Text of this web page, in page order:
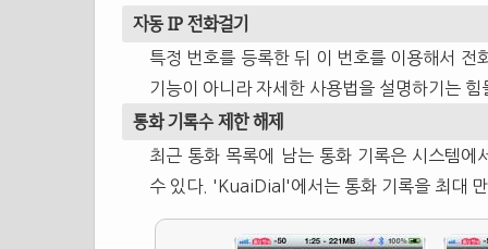
자동 IP 전화걸기
특정 번호를 등록한 뒤 이 번호를 이용해서
기능이 아니라 자세한 사용법을 설명하기는 힘
통화 기록수 제한 해제
최근 통화 목록에 남는 통화 기록은 시스템
수 있다. 'KuaiDial'에서는 통화 기록을 최대